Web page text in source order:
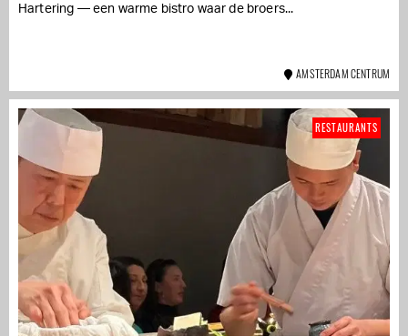
Hartering — een warme bistro waar de broers...
AMSTERDAM CENTRUM
RESTAURANTS